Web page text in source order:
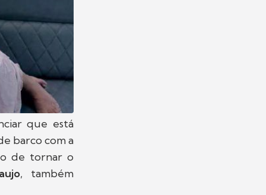
que está
barco com a
de tornar o
, também